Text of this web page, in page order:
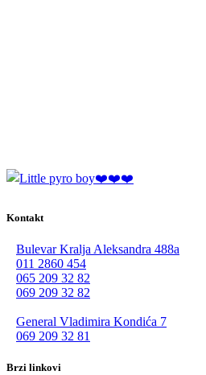
Kontakt
Bulevar Kralja Aleksandra 488a
011 2860 454
065 209 32 82
069 209 32 82
General Vladimira Kondića 7
069 209 32 81
Brzi linkovi